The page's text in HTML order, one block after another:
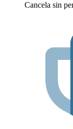
Cancela sin